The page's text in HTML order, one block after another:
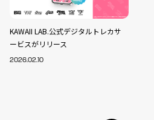
KAWAII LAB.公式デジタルトレカサ
ービスがリリース
2026.02.10